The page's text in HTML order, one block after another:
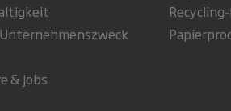
& Jobs